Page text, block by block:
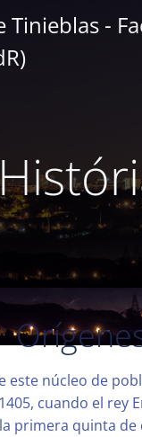
al
Tinieblas -
este núcleo de
cuando el rey
primera quinta de